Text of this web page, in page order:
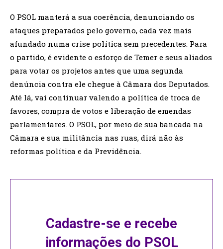
O PSOL manterá a sua coerência, denunciando os
ataques preparados pelo governo, cada vez mais
afundado numa crise política sem precedentes. Para
o partido, é evidente o esforço de Temer e seus aliados
para votar os projetos antes que uma segunda
denúncia contra ele chegue à Câmara dos Deputados.
Até lá, vai continuar valendo a política de troca de
favores, compra de votos e liberação de emendas
parlamentares. O PSOL, por meio de sua bancada na
Câmara e sua militância nas ruas, dirá não às
reformas política e da Previdência.
Cadastre-se e recebe
informações do PSOL